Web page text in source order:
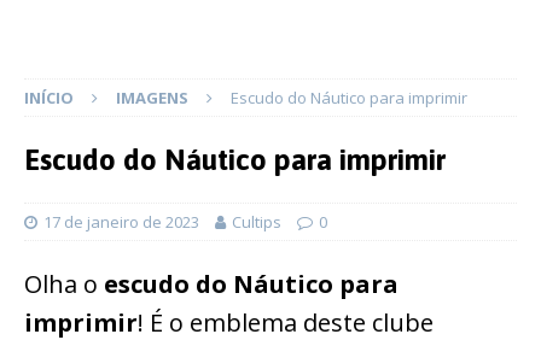
INÍCIO IMAGENS Escudo do Náutico para imprimir
Escudo do Náutico para imprimir
17 de janeiro de 2023 Cultips 0
Olha o escudo do Náutico para
imprimir! É o emblema deste clube